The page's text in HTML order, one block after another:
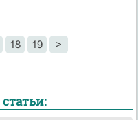
18 19 >